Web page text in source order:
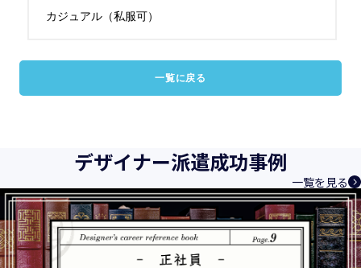
カジュアル（私服可）
一覧に戻る
デザイナー派遣成功事例
一覧を見る